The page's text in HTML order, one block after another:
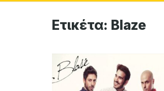
Ετικέτα: Blaze